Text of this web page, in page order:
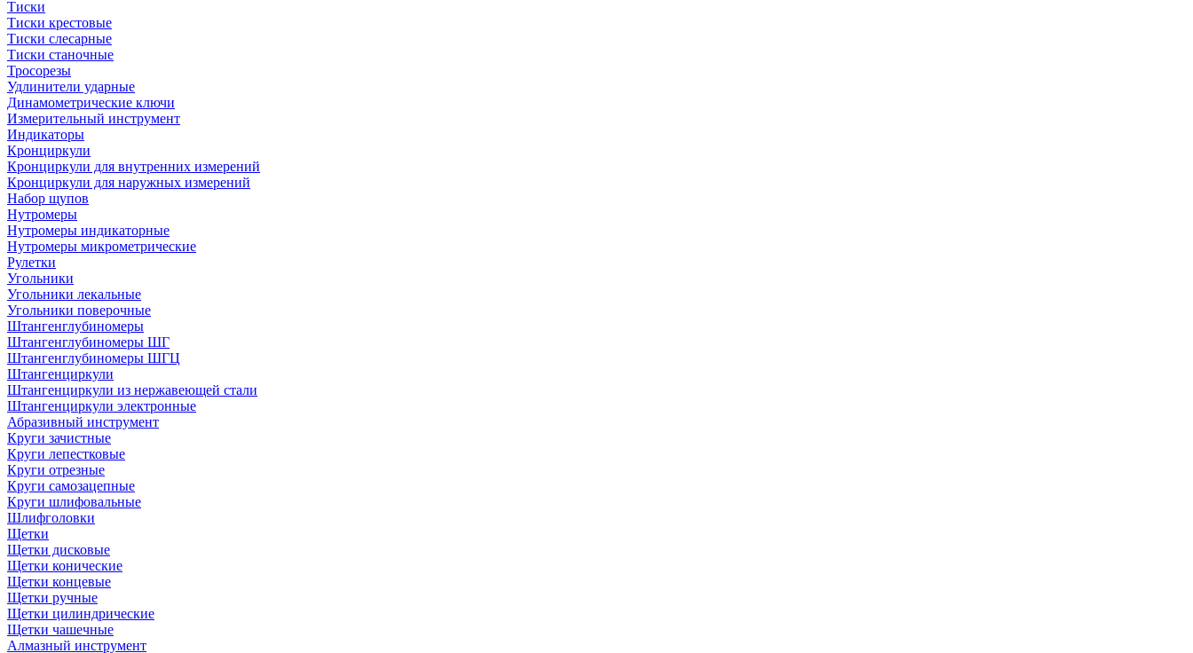
Тиски
Тиски крестовые
Тиски слесарные
Тиски станочные
Тросорезы
Удлинители ударные
Динамометрические ключи
Измерительный инструмент
Индикаторы
Кронциркули
Кронциркули для внутренних измерений
Кронциркули для наружных измерений
Набор щупов
Нутромеры
Нутромеры индикаторные
Нутромеры микрометрические
Рулетки
Угольники
Угольники лекальные
Угольники поверочные
Штангенглубиномеры
Штангенглубиномеры ШГ
Штангенглубиномеры ШГЦ
Штангенциркули
Штангенциркули из нержавеющей стали
Штангенциркули электронные
Абразивный инструмент
Круги зачистные
Круги лепестковые
Круги отрезные
Круги самозацепные
Круги шлифовальные
Шлифголовки
Щетки
Щетки дисковые
Щетки конические
Щетки концевые
Щетки ручные
Щетки цилиндрические
Щетки чашечные
Алмазный инструмент